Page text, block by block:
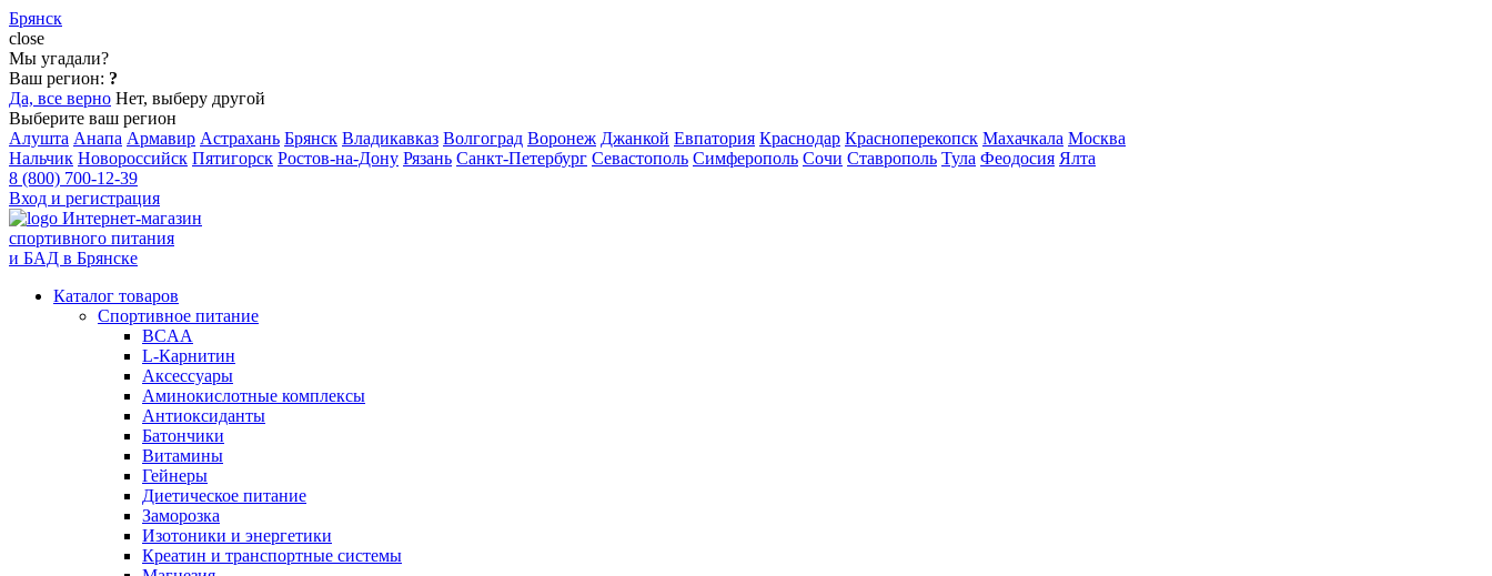
Брянск
close
Мы угадали?
Ваш регион: ?
Да, все верно Нет, выберу другой
Выберите ваш регион
Алушта Анапа Армавир Астрахань Брянск Владикавказ Волгоград Воронеж Джанкой Евпатория Краснодар Красноперекопск Махачкала Москва
Нальчик Новороссийск Пятигорск Ростов-на-Дону Рязань Санкт-Петербург Севастополь Симферополь Сочи Ставрополь Тула Феодосия Ялта
8 (800) 700-12-39
Вход и регистрация
Интернет-магазин
спортивного питания
и БАД в Брянске
Каталог товаров
Спортивное питание
BCAA
L-Карнитин
Аксессуары
Аминокислотные комплексы
Антиоксиданты
Батончики
Витамины
Гейнеры
Диетическое питание
Заморозка
Изотоники и энергетики
Креатин и транспортные системы